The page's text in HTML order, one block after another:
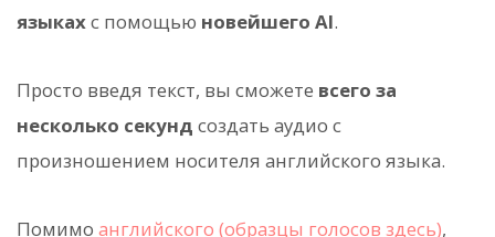
языкахс помощью новейшего AI.
Просто введя текст, вы сможете всего за
несколько секунд создать аудио с
произношением носителя английского языка.
Помимо английского (образцы голосов здесь),